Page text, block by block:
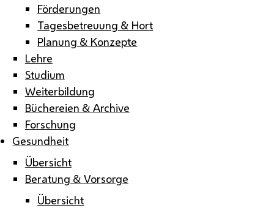
Förderungen
Tagesbetreuung & Hort
Planung & Konzepte
Lehre
Studium
Weiterbildung
Büchereien & Archive
Forschung
Gesundheit
Übersicht
Beratung & Vorsorge
Übersicht